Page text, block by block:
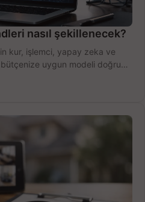
nasıl şekillenecek?
kur, işlemci, yapay zeka ve
uygun modeli doğru